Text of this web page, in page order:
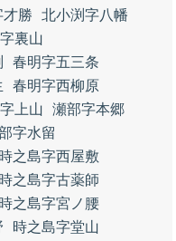
才勝
北小渕字八幡
裏山
春明字五三条
春明字西柳原
上山
瀬部字本郷
字水留
時之島字西屋敷
時之島字古薬師
時之島字宮ノ腰
時之島字堂山